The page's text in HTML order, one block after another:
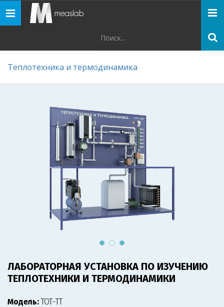
Панель
навигации
Теплотехника и термодинамика
ЛАБОРАТОРНАЯ УСТАНОВКА ПО ИЗУЧЕНИЮ
ТЕПЛОТЕХНИКИ И ТЕРМОДИНАМИКИ
Модель:ТОТ-ТТ